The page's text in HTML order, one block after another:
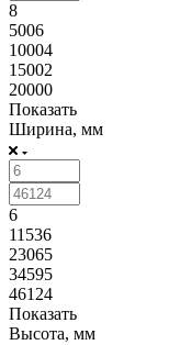
8
5006
10004
15002
20000
Показать
Ширина, мм
6
11536
23065
34595
46124
Показать
Высота, мм